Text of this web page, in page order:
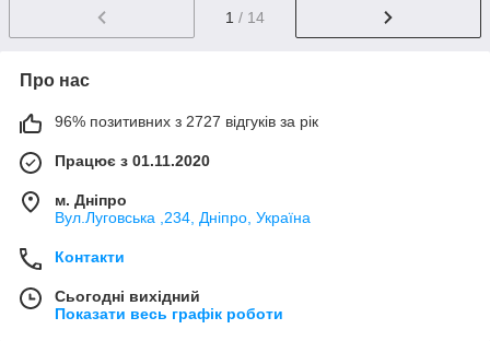
1 / 14
Про нас
96% позитивних з 2727 відгуків за рік
Працює з 01.11.2020
м. Дніпро
Вул.Луговська ,234, Дніпро, Україна
Контакти
Сьогодні вихідний
Показати весь графік роботи